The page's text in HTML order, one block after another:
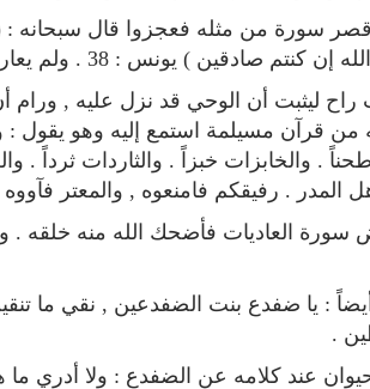
سورة من مثله فعجزوا قال سبحانه :
) يونس : 38 . ولم يعارض القرآن إلا مجنون أو أحمق.
راح ليثبت أن الوحي قد نزل عليه ,
من قرآن مسيلمة استمع إليه وهو يقول
. والخابزات خبزاً . والثاردات ثرداً .
المدر . رفيقكم فامنعوه , والمعتر
سورة العاديات فأضحك الله منه خلقه
: يا ضفدع بنت الضفدعين , نقي ما
.
عند كلامه عن الضفدع : ولا أدري
الكريم كاملاً الشيخ مشاري
العفاسي سهولة الاستماع
بجودة عالية
12612 | 2024-05-29
ترجمة